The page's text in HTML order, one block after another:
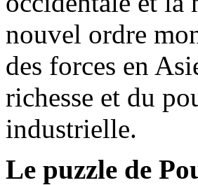
nouvel ordre
des forces en
richesse et du
industrielle.
Le puzzle de